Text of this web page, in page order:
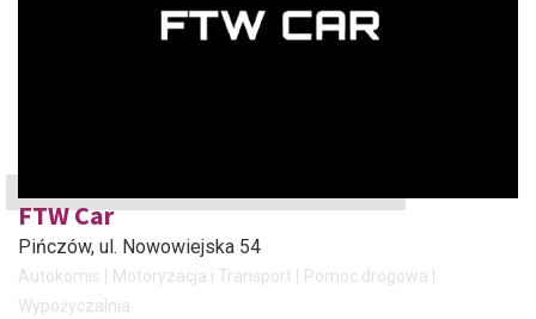
FTW Car
Pińczów, ul. Nowowiejska 54
Autokomis Motoryzacja i Transport
Pomoc drogowa
Wypożyczalnia